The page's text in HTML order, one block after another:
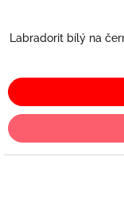
Labradorit bílý na